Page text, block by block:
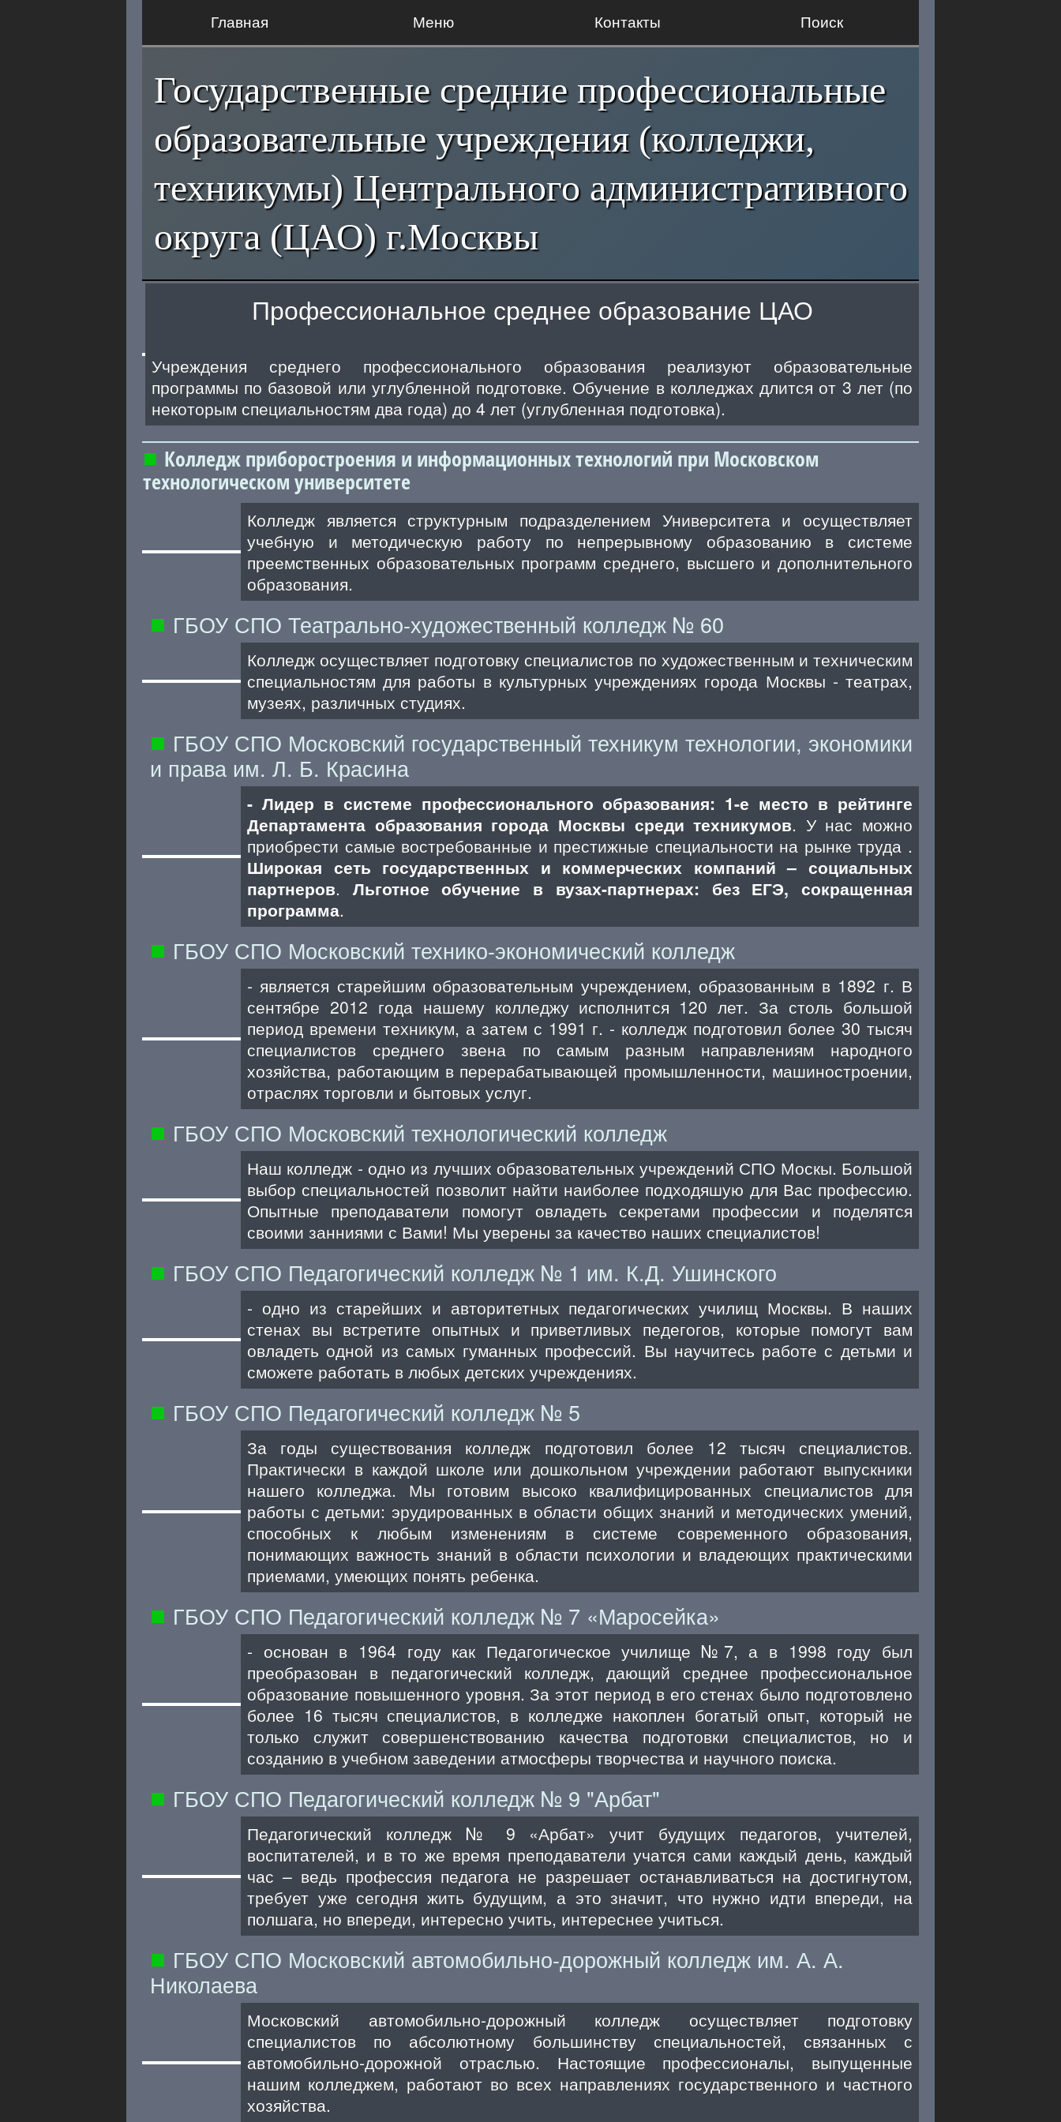
Главная Меню Контакты Поиск
Государственные средние профессиональные
образовательные учреждения (колледжи,
техникумы) Центрального административного
округа (ЦАО) г.Москвы
Профессиональное среднее образование ЦАО
Учреждения среднего профессионального образования реализуют образовательные
программы по базовой или углубленной подготовке. Обучение в колледжах длится от 3 лет (по
некоторым специальностям два года) до 4 лет (углубленная подготовка).
Колледж приборостроения и информационных технологий при Московском
технологическом университете
Колледж является структурным подразделением Университета и осуществляет
учебную и методическую работу по непрерывному образованию в системе
преемственных образовательных программ среднего, высшего и дополнительного
образования.
ГБОУ СПО Театрально-художественный колледж № 60
Колледж осуществляет подготовку специалистов по художественным и техническим
специальностям для работы в культурных учреждениях города Москвы - театрах,
музеях, различных студиях.
ГБОУ СПО Московский государственный техникум технологии, экономики
и права им. Л. Б. Красина
- Лидер в системе профессионального образования: 1-е место в рейтинге
Департамента образования города Москвы среди техникумов. У нас можно
приобрести самые востребованные и престижные специальности на рынке труда .
Широкая сеть государственных и коммерческих компаний – социальных
партнеров. Льготное обучение в вузах-партнерах: без ЕГЭ, сокращенная
программа.
ГБОУ СПО Московский технико-экономический колледж
- является старейшим образовательным учреждением, образованным в 1892 г. В
сентябре 2012 года нашему колледжу исполнится 120 лет. За столь большой
период времени техникум, а затем с 1991 г. - колледж подготовил более 30 тысяч
специалистов среднего звена по самым разным направлениям народного
хозяйства, работающим в перерабатывающей промышленности, машиностроении,
отраслях торговли и бытовых услуг.
ГБОУ СПО Московский технологический колледж
Наш колледж - одно из лучших образовательных учреждений СПО Москы. Большой
выбор специальностей позволит найти наиболее подходяшую для Вас профессию.
Опытные преподаватели помогут овладеть секретами профессии и поделятся
своими занниями с Вами! Мы уверены за качество наших специалистов!
ГБОУ СПО Педагогический колледж № 1 им. К.Д. Ушинского
- одно из старейших и авторитетных педагогических училищ Москвы. В наших
стенах вы встретите опытных и приветливых педегогов, которые помогут вам
овладеть одной из самых гуманных профессий. Вы научитесь работе с детьми и
сможете работать в любых детских учреждениях.
ГБОУ СПО Педагогический колледж № 5
За годы существования колледж подготовил более 12 тысяч специалистов.
Практически в каждой школе или дошкольном учреждении работают выпускники
нашего колледжа. Мы готовим высоко квалифицированных специалистов для
работы с детьми: эрудированных в области общих знаний и методических умений,
способных к любым изменениям в системе современного образования,
понимающих важность знаний в области психологии и владеющих практическими
приемами, умеющих понять ребенка.
ГБОУ СПО Педагогический колледж № 7 «Маросейка»
- основан в 1964 году как Педагогическое училище №7, а в 1998 году был
преобразован в педагогический колледж, дающий среднее профессиональное
образование повышенного уровня. За этот период в его стенах было подготовлено
более 16 тысяч специалистов, в колледже накоплен богатый опыт, который не
только служит совершенствованию качества подготовки специалистов, но и
созданию в учебном заведении атмосферы творчества и научного поиска.
ГБОУ СПО Педагогический колледж № 9 "Арбат"
Педагогический колледж № 9 «Арбат» учит будущих педагогов, учителей,
воспитателей, и в то же время преподаватели учатся сами каждый день, каждый
час – ведь профессия педагога не разрешает останавливаться на достигнутом,
требует уже сегодня жить будущим, а это значит, что нужно идти впереди, на
полшага, но впереди, интересно учить, интереснее учиться.
ГБОУ СПО Московский автомобильно-дорожный колледж им. А. А.
Николаева
Московский автомобильно-дорожный колледж осуществляет подготовку
специалистов по абсолютному большинству специальностей, связанных с
автомобильно-дорожной отраслью. Настоящие профессионалы, выпущенные
нашим колледжем, работают во всех направлениях государственного и частного
хозяйства.